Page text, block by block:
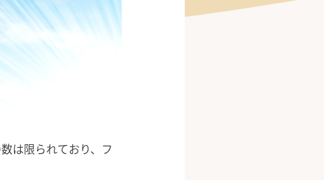
は限られており、フ